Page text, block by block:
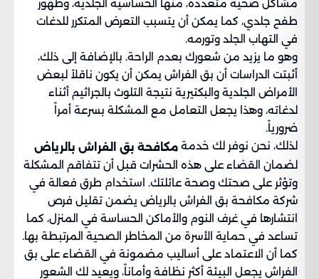
مشاكل صحية متعددة، منها الحساسية الجلدية، وظهور
طفح جلدي، كما يمكن أن يتسبب التعرض المتكرر للدغات
في التهاب الجلد وتورمه.
وهو ما يزيد من شعورك بعدم الراحة. بالإضافة إلى ذلك،
أثبتت الدراسات أن بق الفراش يمكن أن يكون ناقلاً لبعض
الأمراض الجلدية والبكتيرية نتيجة التلوث بالجراثيم أثناء
لدغاته، وهذا يجعل التعامل مع المشكلة بسرعة أمراً
ضرورياً.
لذلك، نحن نوفر لك خدمة مكافحة بق الفراش بالرياض
لضمان القضاء على هذه الحشرات قبل أن تتفاقم المشكلة
وتؤثر على صحتك وصحة عائلتك. استخدام طرق فعالة في
شركة مكافحة بق الفراش بالرياض يضمن تقليل فرص
انتشارها في غرف النوم والأماكن الحساسة في المنزل، كما
تساعد في حماية الأسرة من المخاطر الصحية المرتبطة بها.
كما أن الاعتماد على أساليب مضمونة في القضاء على بق
الفراش يجعل البيئة أكثر نظافة وأماناً، ويعيد لك الشعور